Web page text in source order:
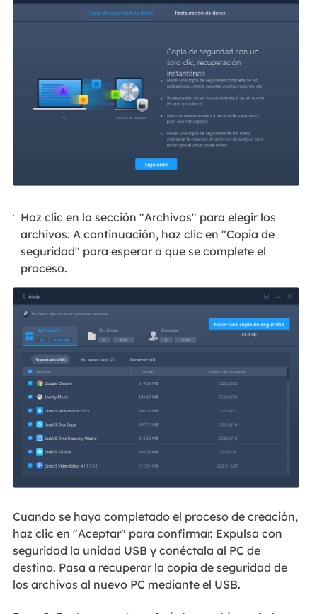
Haz clic en la sección "Archivos" para elegir los
archivos. A continuación, haz clic en "Copia de
seguridad" para esperar a que se complete el
proceso.
Cuando se haya completado el proceso de creación,
haz clic en "Aceptar" para confirmar. Expulsa con
seguridad la unidad USB y conéctala al PC de
destino. Pasa a recuperar la copia de seguridad de
los archivos al nuevo PC mediante el USB.